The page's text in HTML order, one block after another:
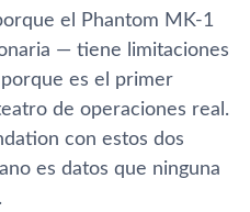
el Phantom MK-1
— tiene limitaciones
es el primer
de operaciones real.
con estos dos
es datos que ninguna